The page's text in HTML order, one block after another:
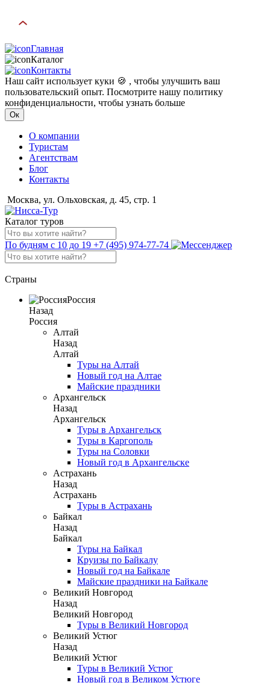
Главная
Каталог
Контакты
Наш сайт использует куки 🍪 , чтобы улучшить ваш
пользовательский опыт. Посмотрите нашу политику
конфиденциальности, чтобы узнать больше
Ок
О компании
Туристам
Агентствам
Блог
Контакты
Москва, ул. Ольховская, д. 45, стр. 1
Каталог туров
По будням с 10 до 19 +7 (495) 974-77-74
Страны
Россия
Назад
Россия
Алтай
Назад
Алтай
Туры на Алтай
Новый год на Алтае
Майские праздники
Архангельск
Назад
Архангельск
Туры в Архангельск
Туры в Каргополь
Туры на Соловки
Новый год в Архангельске
Астрахань
Назад
Астрахань
Туры в Астрахань
Байкал
Назад
Байкал
Туры на Байкал
Круизы по Байкалу
Новый год на Байкале
Майские праздники на Байкале
Великий Новгород
Назад
Великий Новгород
Туры в Великий Новгород
Великий Устюг
Назад
Великий Устюг
Туры в Великий Устюг
Новый год в Великом Устюге